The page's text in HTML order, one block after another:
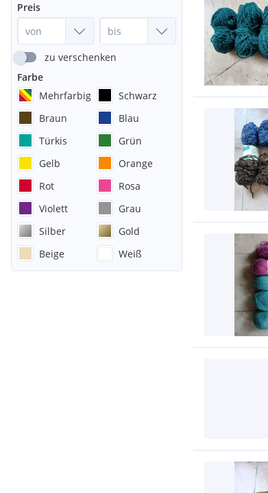
Preis
zu verschenken
Farbe
Mehrfarbig
Schwarz
Braun
Blau
Türkis
Grün
Gelb
Orange
Rot
Rosa
Violett
Grau
Silber
Gold
Beige
Weiß